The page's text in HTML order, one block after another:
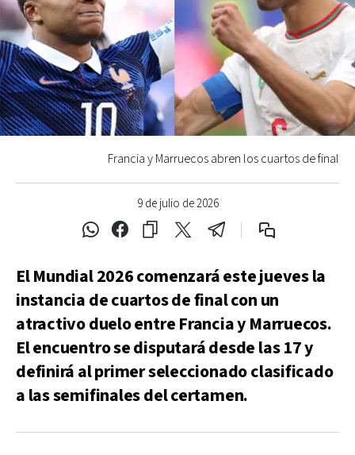
9 de julio de 2026
Francia y Marruecos abren los cuartos de final
El Mundial 2026 comenzará este jueves la
instancia de cuartos de final con un
atractivo duelo entre Francia y Marruecos.
El encuentro se disputará desde las 17 y
definirá al primer seleccionado clasificado
a las semifinales del certamen.